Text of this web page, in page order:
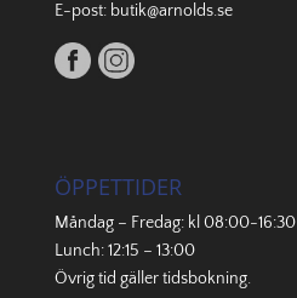
E-post: butik@arnolds.se
ÖPPETTIDER
Måndag – Fredag: kl 08:00-16:30
Lunch: 12:15 – 13:00
Övrig tid gällertidsbokning.